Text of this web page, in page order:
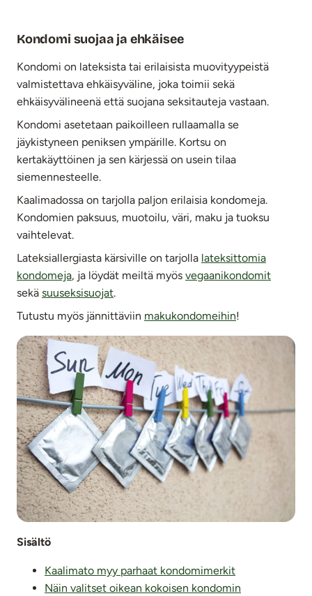
Kondomi suojaa ja ehkäisee
Kondomi on lateksista tai erilaisista muovityypeistä
valmistettava ehkäisyväline, joka toimii sekä
ehkäisyvälineenä että suojana seksitauteja vastaan.
Kondomi asetetaan paikoilleen rullaamalla se
jäykistyneen peniksen ympärille. Kortsu on
kertakäyttöinen ja sen kärjessä on usein tilaa
siemennesteelle.
Kaalimadossa on tarjolla paljon erilaisia kondomeja.
Kondomien paksuus, muotoilu, väri, maku ja tuoksu
vaihtelevat.
Lateksiallergiasta kärsiville on tarjolla lateksittomia
kondomeja, ja löydät meiltä myös vegaanikondomit
sekä suuseksisuojat.
Tutustu myös jännittäviin makukondomeihin!
Sisältö
Kaalimato myy parhaat kondomimerkit
Näin valitset oikean kokoisen kondomin